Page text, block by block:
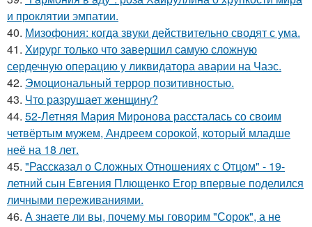
и проклятии эмпатии.
40. Мизофония: когда звуки действительно сводят с ума.
41. Хирург только что завершил самую сложную
сердечную операцию у ликвидатора аварии на Чаэс.
42. Эмоциональный террор позитивностью.
43. Что разрушает женщину?
44. 52-Летняя Мария Миронова рассталась со своим
четвёртым мужем, Андреем сорокой, который младше
неё на 18 лет.
45. "Рассказал о Сложных Отношениях с Отцом" - 19-
летний сын Евгения Плющенко Егор впервые поделился
личными переживаниями.
46. А знаете ли вы, почему мы говорим "Сорок", а не